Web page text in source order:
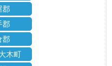
郡
郡
郡
木町